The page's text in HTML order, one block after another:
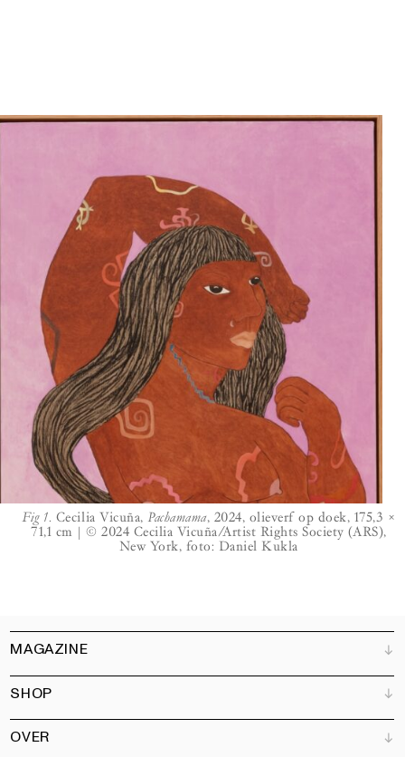
Fig 1. Cecilia Vicuña, Pachamama, 2024, olieverf op doek, 175,3 ×
71,1 cm | © 2024 Cecilia Vicuña/Artist Rights Society (ARS),
New York, foto: Daniel Kukla
MAGAZINE
Klantenservice
Verkooppunten
Adverteren
SHOP
Alle producten
OVER